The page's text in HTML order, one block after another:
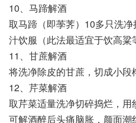
10、马蹄解酒
取马蹄（即荸荠）10多只洗
汁饮服（此法最适宜于饮高粱
11、甘蔗解酒
将洗净除皮的甘蔗，切成小段
12、芹菜解酒
取芹菜适量洗净切碎捣烂，
可解酒醉后头痛脑胀，颜面潮